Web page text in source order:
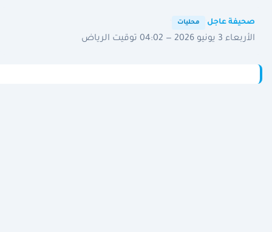
صحيفة عاجل محليات
الأربعاء 3 يونيو 2026 — 04:02 توقيت الرياض